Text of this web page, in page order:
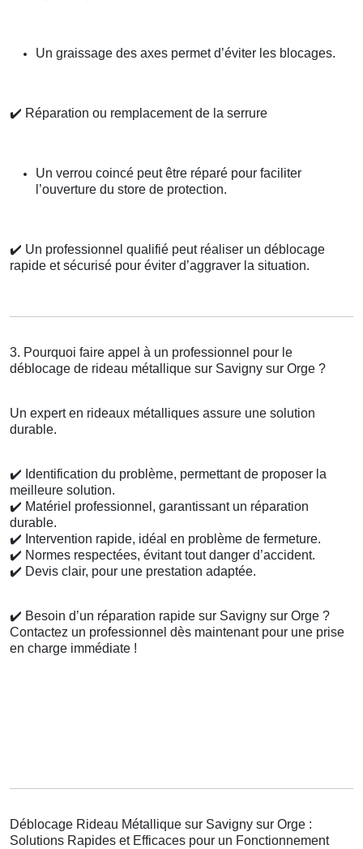
Un graissage des axes permet d’éviter les blocages.
✔️ Réparation ou remplacement de la serrure
Un verrou coincé peut être réparé pour faciliter
l’ouverture du store de protection.
✔️ Un professionnel qualifié peut réaliser un déblocage
rapide et sécurisé pour éviter d’aggraver la situation.
3. Pourquoi faire appel à un professionnel pour le
déblocage de rideau métallique sur Savigny sur Orge ?
Un expert en rideaux métalliques assure une solution
durable.
✔️ Identification du problème, permettant de proposer la
meilleure solution.
✔️ Matériel professionnel, garantissant un réparation
durable.
✔️ Intervention rapide, idéal en problème de fermeture.
✔️ Normes respectées, évitant tout danger d’accident.
✔️ Devis clair, pour une prestation adaptée.
✔️ Besoin d’un réparation rapide sur Savigny sur Orge ?
Contactez un professionnel dès maintenant pour une prise
en charge immédiate !
Déblocage Rideau Métallique sur Savigny sur Orge :
Solutions Rapides et Efficaces pour un Fonctionnement